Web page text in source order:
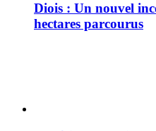
Diois : Un nouvel
hectares parcourus